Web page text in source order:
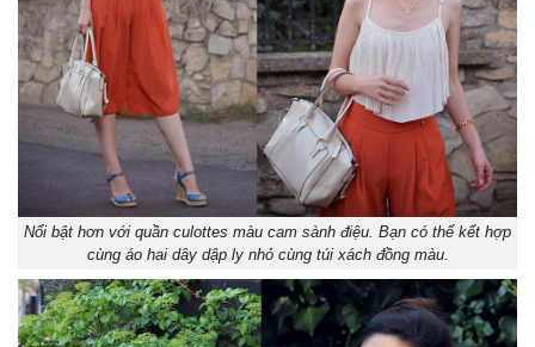
Nổi bật hơn với quần culottes màu cam sành điệu. Bạn có thể kết hợp
cùng áo hai dây dập ly nhỏ cùng túi xách đồng màu.